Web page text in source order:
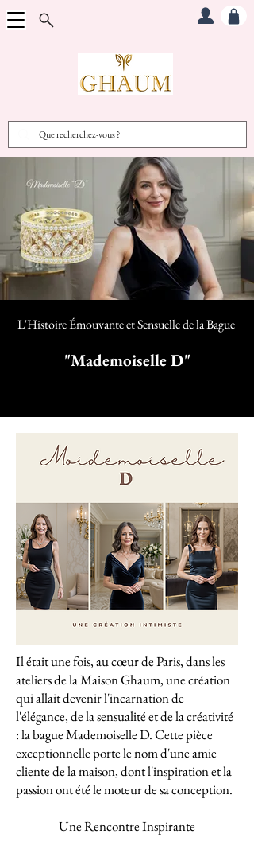
L'Histoire Émouvante et Sensuelle de la Bague
"Mademoiselle D"
Il était une fois, au cœur de Paris, dans les
ateliers de la Maison Ghaum, une création
qui allait devenir l'incarnation de
l'élégance, de la sensualité et de la créativité
: la bague Mademoiselle D. Cette pièce
exceptionnelle porte le nom d'une amie
cliente de la maison, dont l'inspiration et la
passion ont été le moteur de sa conception.
Une Rencontre Inspirante